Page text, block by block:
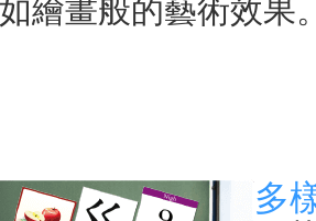
繪畫般的藝術效果
多